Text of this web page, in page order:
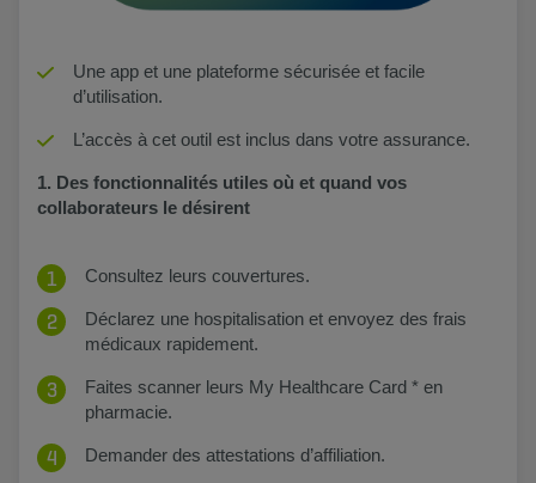
Une app et une plateforme sécurisée et facile
d’utilisation.
L’accès à cet outil est inclus dans votre assurance.
1. Des fonctionnalités utiles où et quand vos
collaborateurs le désirent
Consultez leurs couvertures.​
Déclarez une hospitalisation et envoyez des frais
médicaux rapidement.​
Faites scanner leurs My Healthcare Card * en
pharmacie.
Demander des attestations d’affiliation.